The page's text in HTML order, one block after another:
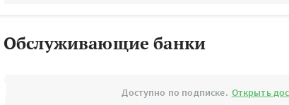
Обслуживающие банки
Доступно по подписке. Открыть